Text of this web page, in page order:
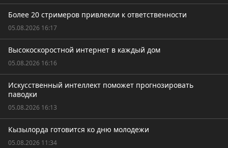
Более 20 стримеров привлекли к ответственности
05.08.2026 16:17
Высокоскоростной интернет в каждый дом
05.08.2026 16:16
Искусственный интеллект поможет прогнозировать
паводки
05.08.2026 16:13
Кызылорда готовится ко дню молодежи
05.08.2026 11:34